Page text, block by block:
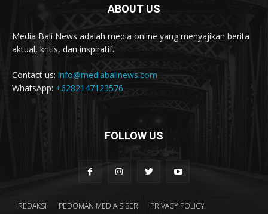
ABOUT US
Media Bali News adalah media online yang menyajikan berita
aktual, kritis, dan inspiratif.
Contact us: info@mediabalinews.com
WhatsApp: +6282147123576
FOLLOW US
REDAKSI PEDOMAN MEDIA SIBER PRIVACY POLICY